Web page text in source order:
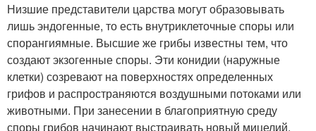
Низшие представители царства могут образовывать
лишь эндогенные, то есть внутриклеточные споры или
спорангиямные. Высшие же грибы известны тем, что
создают экзогенные споры. Эти конидии (наружные
клетки) созревают на поверхностях определенных
грифов и распространяются воздушными потоками или
животными. При занесении в благоприятную среду
споры грибов начинают выстраивать новый мицелий.